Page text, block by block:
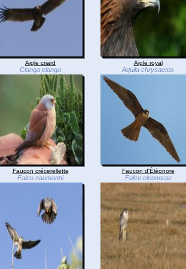
Aigle criard
Clanga clanga
Aigle royal
Aquila chrysaetos
Faucon crécerellette
Falco naumanni
Faucon d'Éléonore
Falco eleonorae